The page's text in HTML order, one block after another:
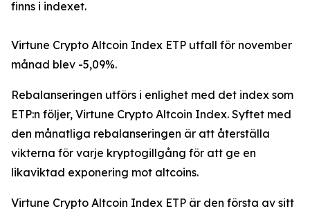
finns i indexet.
Virtune Crypto Altcoin Index ETP utfall för november
månad blev -5,09%.
Rebalanseringen utförs i enlighet med det index som
ETP:n följer, Virtune Crypto Altcoin Index. Syftet med
den månatliga rebalanseringen är att återställa
vikterna för varje kryptogillgång för att ge en
likaviktad exponering mot altcoins.
Virtune Crypto Altcoin Index ETP är den första av sitt